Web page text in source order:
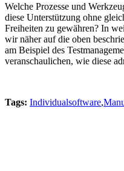
Welche Prozesse und
diese Unterstützung ohne
Freiheiten zu gewähren? In
wir näher auf die oben
am Beispiel des
veranschaulichen, wie diese
Tags: Individualsoftware,